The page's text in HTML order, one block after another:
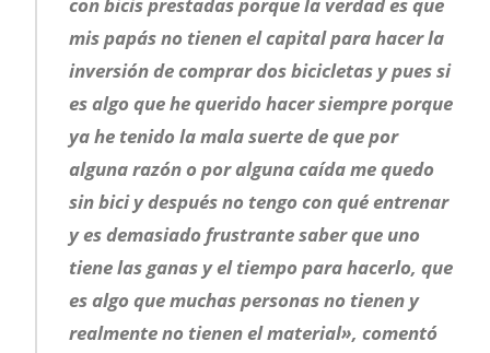
con bicis prestadas porque la verdad es que
mis papás no tienen el capital para hacer la
inversión de comprar dos bicicletas y pues si
es algo que he querido hacer siempre porque
ya he tenido la mala suerte de que por
alguna razón o por alguna caída me quedo
sin bici y después no tengo con qué entrenar
y es demasiado frustrante saber que uno
tiene las ganas y el tiempo para hacerlo, que
es algo que muchas personas no tienen y
realmente no tienen el material», comentó